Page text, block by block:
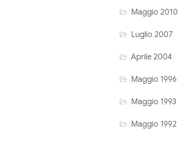
Maggio 2010
Luglio 2007
Aprile 2004
Maggio 1996
Maggio 1993
Maggio 1992